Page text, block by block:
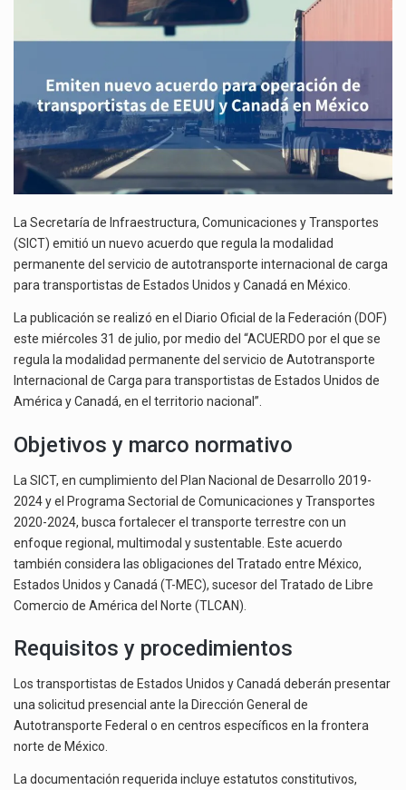
TRANSPORTISTAS
DE
Y
CANADÁ
EN
MÉXICO
La Secretaría de Infraestructura, Comunicaciones y Transportes
(SICT) emitió un nuevo acuerdo que regula la modalidad
permanente del servicio de autotransporte internacional de carga
para transportistas de Estados Unidos y Canadá en México.
La publicación se realizó en el Diario Oficial de la Federación (DOF)
este miércoles 31 de julio, por medio del “ACUERDO por el que se
regula la modalidad permanente del servicio de Autotransporte
Internacional de Carga para transportistas de Estados Unidos de
América y Canadá, en el territorio nacional”.
Objetivos y marco normativo
La SICT, en cumplimiento del Plan Nacional de Desarrollo 2019-
2024 y el Programa Sectorial de Comunicaciones y Transportes
2020-2024, busca fortalecer el transporte terrestre con un
enfoque regional, multimodal y sustentable. Este acuerdo
también considera las obligaciones del Tratado entre México,
Estados Unidos y Canadá (T-MEC), sucesor del Tratado de Libre
Comercio de América del Norte (TLCAN).
Requisitos y procedimientos
Los transportistas de Estados Unidos y Canadá deberán presentar
una solicitud presencial ante la Dirección General de
Autotransporte Federal o en centros específicos en la frontera
norte de México.
La documentación requerida incluye estatutos constitutivos,